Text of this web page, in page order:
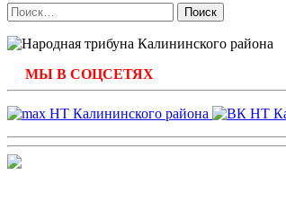
Найти:
МЫ В СОЦСЕТЯХ